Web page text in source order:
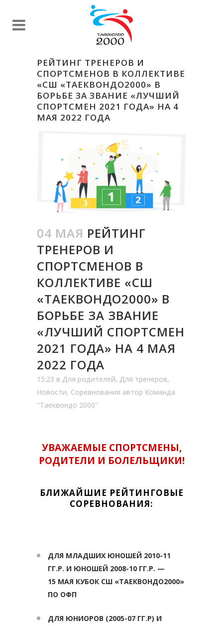
РЕЙТИНГ ТРЕНЕРОВ И
СПОРТСМЕНОВ В КОЛЛЕКТИВЕ
«СШ «ТАЕКВОНДО2000» В
БОРЬБЕ ЗА ЗВАНИЕ «ЛУЧШИЙ
СПОРТСМЕН 2021 ГОДА» НА 4
МАЯ 2022 ГОДА
04 МАЯ РЕЙТИНГ
ТРЕНЕРОВ И
СПОРТСМЕНОВ В
КОЛЛЕКТИВЕ «СШ
«ТАЕКВОНДО2000» В
БОРЬБЕ ЗА ЗВАНИЕ
«ЛУЧШИЙ СПОРТСМЕН
2021 ГОДА» НА 4 МАЯ
2022 ГОДА
15:23 в Для родителей, Для тренеров,
Новости, Соревнования автор Команда
"Таеквондо 2000"
УВАЖАЕМЫЕ СПОРТСМЕНЫ,
РОДИТЕЛИ И БОЛЕЛЬЩИКИ!
БЛИЖАЙШИЕ РЕЙТИНГОВЫЕ
СОРЕВНОВАНИЯ:
ДЛЯ МЛАДШИХ ЮНОШЕЙ 2010-11
ГГ.Р. И ЮНОШЕЙ 2008-10 ГГ.Р. —
15 МАЯ КУБОК СШ «ТАЕКВОНДО2000»
ПО ОФП
ДЛЯ ЮНИОРОВ (2005-07 ГГ.Р) И